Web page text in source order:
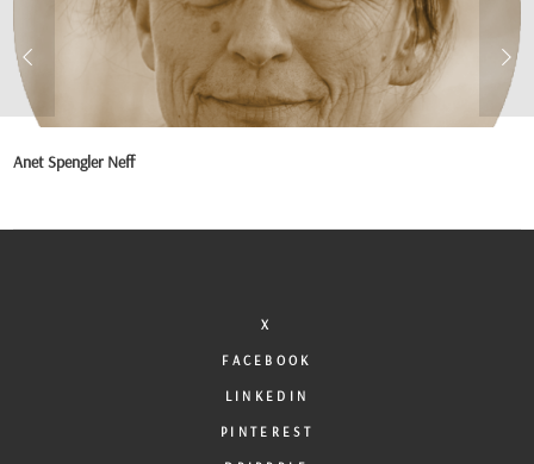
Anet Spengler Neff
X
FACEBOOK
LINKEDIN
PINTEREST